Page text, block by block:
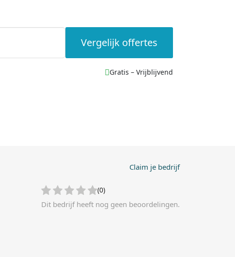
Vergelijk offertes
Gratis – Vrijblijvend
Claim je bedrijf
(0)
Dit bedrijf heeft nog geen beoordelingen.